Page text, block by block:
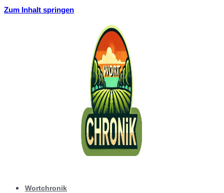
Zum Inhalt springen
Wortchronik